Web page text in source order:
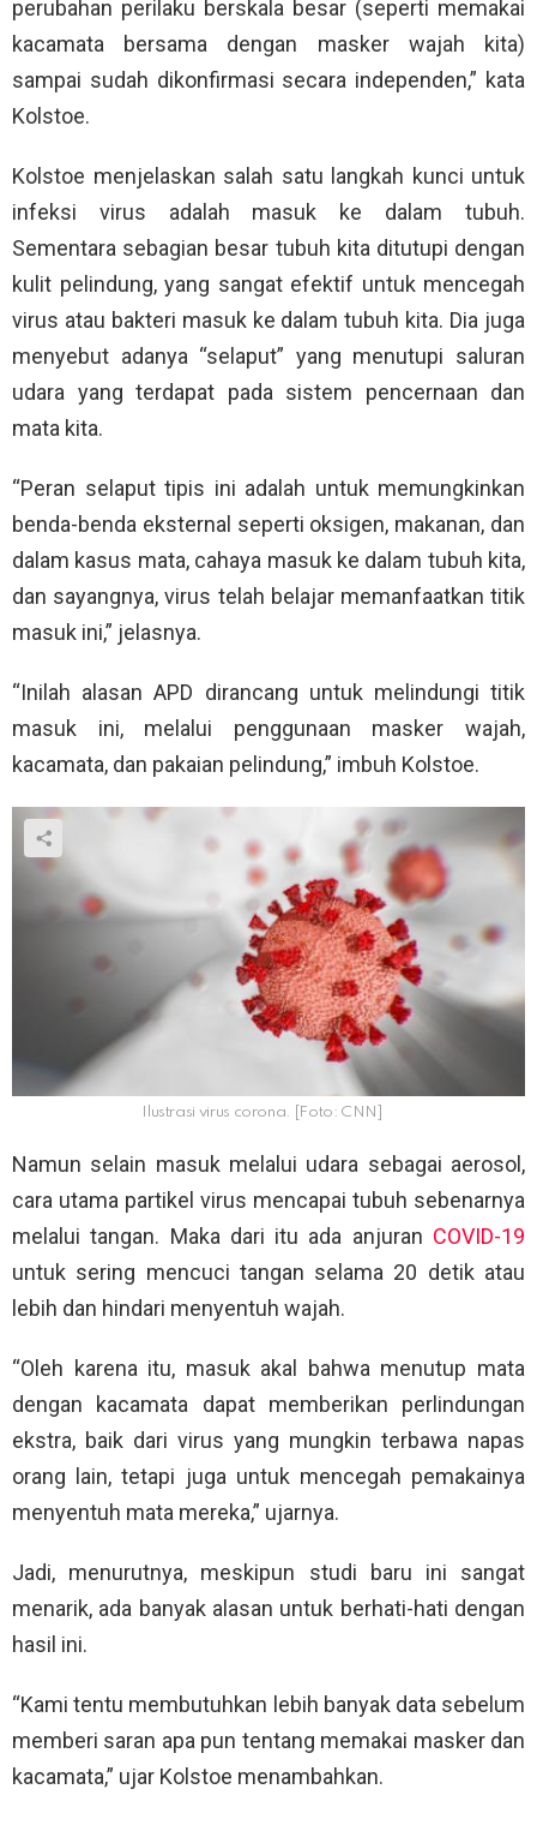
perubahan perilaku berskala besar (seperti memakai
kacamata bersama dengan masker wajah kita)
sampai sudah dikonfirmasi secara independen,” kata
Kolstoe.
Kolstoe menjelaskan salah satu langkah kunci untuk
infeksi virus adalah masuk ke dalam tubuh.
Sementara sebagian besar tubuh kita ditutupi dengan
kulit pelindung, yang sangat efektif untuk mencegah
virus atau bakteri masuk ke dalam tubuh kita. Dia juga
menyebut adanya “selaput” yang menutupi saluran
udara yang terdapat pada sistem pencernaan dan
mata kita.
“Peran selaput tipis ini adalah untuk memungkinkan
benda-benda eksternal seperti oksigen, makanan, dan
dalam kasus mata, cahaya masuk ke dalam tubuh kita,
dan sayangnya, virus telah belajar memanfaatkan titik
masuk ini,” jelasnya.
“Inilah alasan APD dirancang untuk melindungi titik
masuk ini, melalui penggunaan masker wajah,
kacamata, dan pakaian pelindung,” imbuh Kolstoe.
Ilustrasi virus corona. [Foto: CNN]
Namun selain masuk melalui udara sebagai aerosol,
cara utama partikel virus mencapai tubuh sebenarnya
melalui tangan. Maka dari itu ada anjuran COVID-19
untuk sering mencuci tangan selama 20 detik atau
lebih dan hindari menyentuh wajah.
“Oleh karena itu, masuk akal bahwa menutup mata
dengan kacamata dapat memberikan perlindungan
ekstra, baik dari virus yang mungkin terbawa napas
orang lain, tetapi juga untuk mencegah pemakainya
menyentuh mata mereka,” ujarnya.
Jadi, menurutnya, meskipun studi baru ini sangat
menarik, ada banyak alasan untuk berhati-hati dengan
hasil ini.
“Kami tentu membutuhkan lebih banyak data sebelum
memberi saran apa pun tentang memakai masker dan
kacamata,” ujar Kolstoe menambahkan.